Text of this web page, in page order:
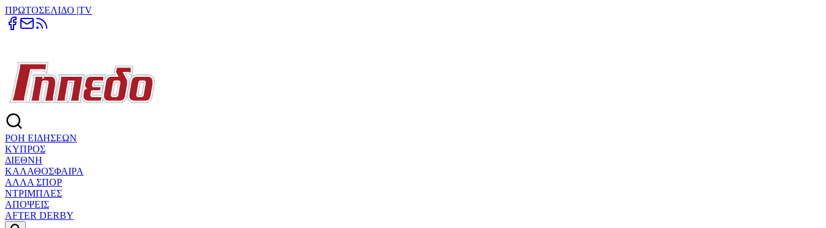
ΠΡΩΤΟΣΕΛΙΔΟ |TV
ΡΟΗ ΕΙΔΗΣΕΩΝ
ΚΥΠΡΟΣ
ΔΙΕΘΝΗ
ΚΑΛΑΘΟΣΦΑΙΡΑ
ΑΛΛΑ ΣΠΟΡ
ΝΤΡΙΜΠΛΕΣ
ΑΠΟΨΕΙΣ
AFTER DERBY